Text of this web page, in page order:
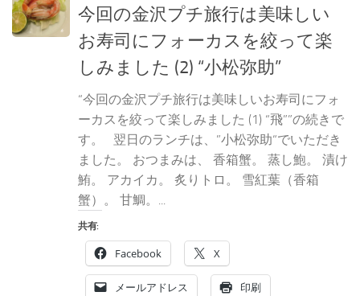
今回の金沢プチ旅行は美味しい
お寿司にフォーカスを絞って楽
しみました (2) “小松弥助”
“今回の金沢プチ旅行は美味しいお寿司にフォ
ーカスを絞って楽しみました (1) “飛””の続きで
す。 翌日のランチは、”小松弥助“でいただき
ました。 おつまみは、 香箱蟹。 蒸し鮑。 漬け
鮪。 アカイカ。 炙りトロ。 雪紅葉（香箱
蟹）。 甘鯛。...
共有:
Facebook X
メールアドレス 印刷